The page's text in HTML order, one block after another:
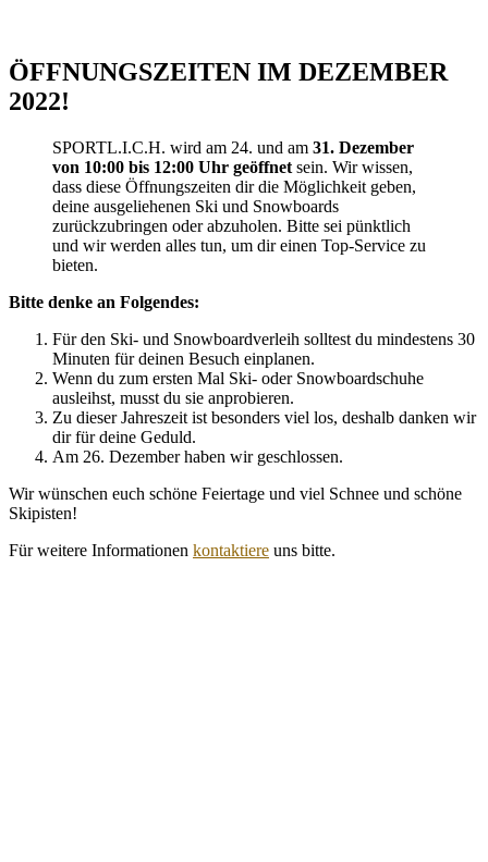
ÖFFNUNGSZEITEN IM DEZEMBER
2022!
SPORTL.I.C.H. wird am 24. und am 31. Dezember
von 10:00 bis 12:00 Uhr geöffnet sein. Wir wissen,
dass diese Öffnungszeiten dir die Möglichkeit geben,
deine ausgeliehenen Ski und Snowboards
zurückzubringen oder abzuholen. Bitte sei pünktlich
und wir werden alles tun, um dir einen Top-Service zu
bieten.
Bitte denke an Folgendes:
Für den Ski- und Snowboardverleih solltest du mindestens 30
Minuten für deinen Besuch einplanen.
Wenn du zum ersten Mal Ski- oder Snowboardschuhe
ausleihst, musst du sie anprobieren.
Zu dieser Jahreszeit ist besonders viel los, deshalb danken wir
dir für deine Geduld.
Am 26. Dezember haben wir geschlossen.
Wir wünschen euch schöne Feiertage und viel Schnee und schöne
Skipisten!
Für weitere Informationen kontaktiere uns bitte.